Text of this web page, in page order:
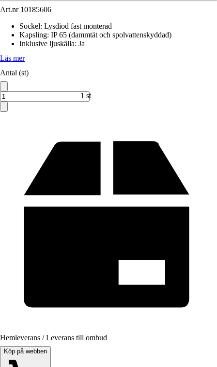
Art.nr 10185606
Sockel: Lysdiod fast monterad
Kapsling: IP 65 (dammtät och spolvattenskyddad)
Inklusive ljuskälla: Ja
Läs mer
Antal (st)
1 st
Hemleverans / Leverans till ombud
Köp på webben